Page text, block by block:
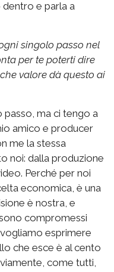
dentro e parla a
singolo passo nel
per te poterti dire
valore dà questo ai
passo, ma ci tengo a
amico e producer
me la stessa
noi: dalla produzione
Perché per noi
economica, è una
è nostra, e
compromessi
esprimere
che esce è al cento
come tutti,